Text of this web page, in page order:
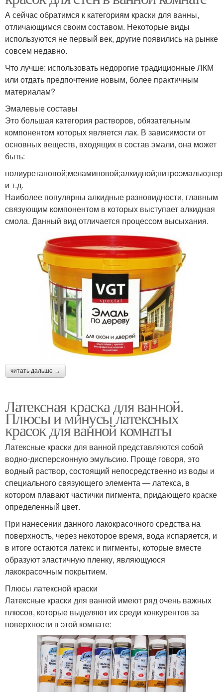
А сейчас обратимся к категориям краски для ванны,
отличающимся своим составом. Некоторые виды
используются не первый век, другие появились на рынке
совсем недавно.
Что лучше: использовать недорогие традиционные ЛКМ
или отдать предпочтение новым, более практичным
материалам?
Эмалевые составы
Это большая категория растворов, обязательным
компонентом которых является лак. В зависимости от
основных веществ, входящих в состав эмали, она может
быть:
и т.д.
Наиболее популярны алкидные разновидности, главным
связующим компонентом в которых выступает алкидная
смола. Данный вид отличается процессом высыхания.
читать дальше →
Латексная краска для ванной.
Плюсы и минусы латексных
красок для ванной комнаты
Латексные краски для ванной представляются собой
водно-дисперсионную эмульсию. Проще говоря, это
водный раствор, состоящий непосредственно из воды и
специального связующего элемента — латекса, в
котором плавают частички пигмента, придающего краске
определенный цвет.
При нанесении данного лакокрасочного средства на
поверхность, через некоторое время, вода испаряется, и
в итоге остаются латекс и пигменты, которые вместе
образуют эластичную пленку, являющуюся
лакокрасочным покрытием.
Плюсы латексной краски
Латексные краски для ванной имеют ряд очень важных
плюсов, которые выделяют их среди конкурентов за
поверхности в этой комнате: